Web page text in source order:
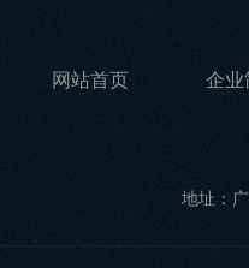
网站首页 企业
地址：